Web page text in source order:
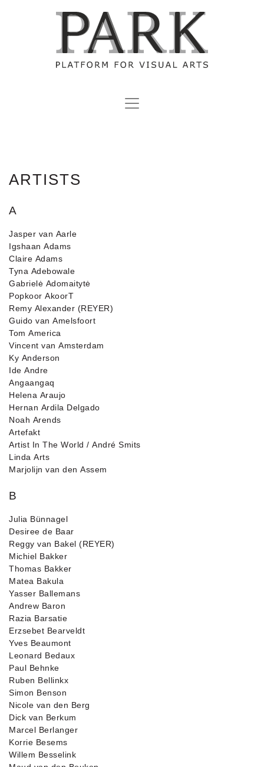
ARTISTS
A
Jasper van Aarle
Igshaan Adams
Claire Adams
Tyna Adebowale
Gabrielė Adomaitytė
Popkoor AkoorT
Remy Alexander (REYER)
Guido van Amelsfoort
Tom America
Vincent van Amsterdam
Ky Anderson
Ide Andre
Angaangaq
Helena Araujo
Hernan Ardila Delgado
Noah Arends
Artefakt
Artist In The World / André Smits
Linda Arts
Marjolijn van den Assem
B
Julia Bünnagel
Desiree de Baar
Reggy van Bakel (REYER)
Michiel Bakker
Thomas Bakker
Matea Bakula
Yasser Ballemans
Andrew Baron
Razia Barsatie
Erzsebet Bearveldt
Yves Beaumont
Leonard Bedaux
Paul Behnke
Ruben Bellinkx
Simon Benson
Nicole van den Berg
Dick van Berkum
Marcel Berlanger
Korrie Besems
Willem Besselink